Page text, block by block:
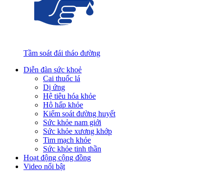
Tầm soát đái tháo đường
Diễn đàn sức khoẻ
Cai thuốc lá
Dị ứng
Hệ tiêu hóa khỏe
Hô hấp khỏe
Kiểm soát đường huyết
Sức khỏe nam giới
Sức khỏe xương khớp
Tim mạch khỏe
Sức khỏe tinh thần
Hoạt động cộng đồng
Video nổi bật